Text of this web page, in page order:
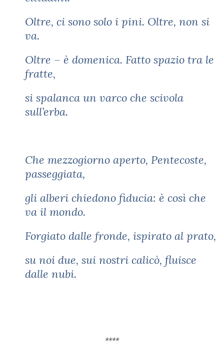
Oltre, ci sono solo i pini. Oltre, non si
va.
Oltre – è domenica. Fatto spazio tra le
fratte,
si spalanca un varco che scivola
sull’erba.
Che mezzogiorno aperto, Pentecoste,
passeggiata,
gli alberi chiedono fiducia: è così che
va il mondo.
Forgiato dalle fronde, ispirato al prato,
su noi due, sui nostri calicò, fluisce
dalle nubi.
****